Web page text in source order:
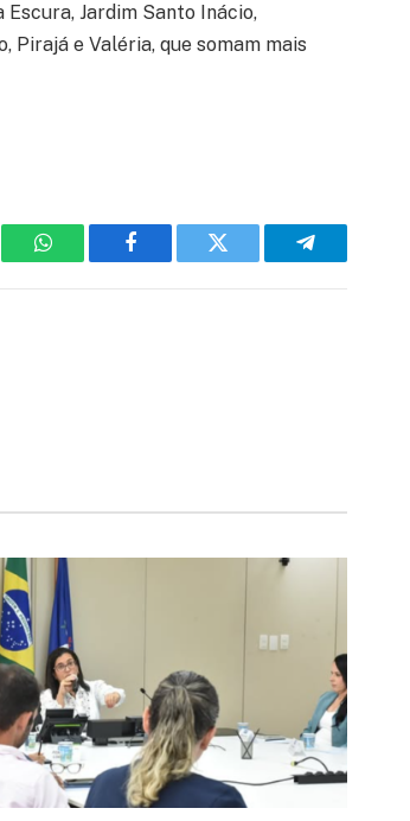
Jardim Santo Inácio,
Pirajá e Valéria, que somam mais
WhatsAppFacebook Twitter Telegram